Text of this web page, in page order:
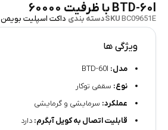
BTD-۶۰I با ظرفیت ۶۰۰۰۰
SKUBC09651E دسته بندی داکت اسپلیت بویمن
ویژگی ها
مدل:
نوع: سقفی توکار
عملکرد: سرمایشی و گرمایشی
قابلیت اتصال به کویل آبگرم: دارد